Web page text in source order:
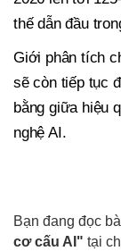
thế dẫn đầu
Giới phân tích
sẽ còn tiếp tục
bằng giữa hiệu
nghệ AI.
Bạn đang đọc
cơ cấu AI" tại